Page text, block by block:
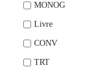
MONOG
Livre
CONV
TRT